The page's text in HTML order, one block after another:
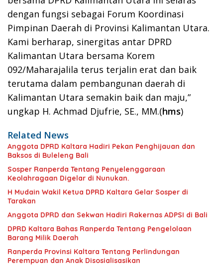
dengan fungsi sebagai Forum Koordinasi
Pimpinan Daerah di Provinsi Kalimantan Utara.
Kami berharap, sinergitas antar DPRD
Kalimantan Utara bersama Korem
092/Maharajalila terus terjalin erat dan baik
terutama dalam pembangunan daerah di
Kalimantan Utara semakin baik dan maju,”
ungkap H. Achmad Djufrie, SE., MM.(hms)
Related News
Anggota DPRD Kaltara Hadiri Pekan Penghijauan dan
Baksos di Buleleng Bali
Sosper Ranperda Tentang Penyelenggaraan
Keolahragaan Digelar di Nunukan.
H Mudain Wakil Ketua DPRD Kaltara Gelar Sosper di
Tarakan
Anggota DPRD dan Sekwan Hadiri Rakernas ADPSI di Bali
DPRD Kaltara Bahas Ranperda Tentang Pengelolaan
Barang Milik Daerah
Ranperda Provinsi Kaltara Tentang Perlindungan
Perempuan dan Anak Disosialisasikan